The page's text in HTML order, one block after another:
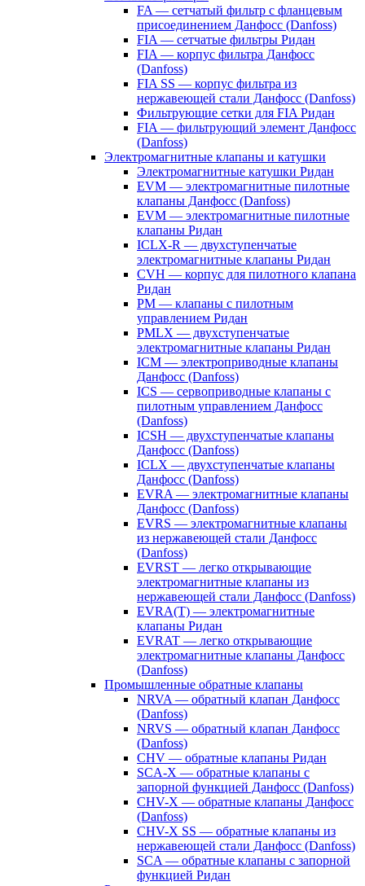
FA — сетчатый фильтр с фланцевым
присоединением Данфосс (Danfoss)
FIA — сетчатые фильтры Ридан
FIA — корпус фильтра Данфосс
(Danfoss)
FIA SS — корпус фильтра из
нержавеющей стали Данфосс (Danfoss)
Фильтрующие сетки для FIA Ридан
FIA — фильтрующий элемент Данфосс
(Danfoss)
Электромагнитные клапаны и катушки
Электромагнитные катушки Ридан
EVM — электромагнитные пилотные
клапаны Данфосс (Danfoss)
EVM — электромагнитные пилотные
клапаны Ридан
ICLX-R — двухступенчатые
электромагнитные клапаны Ридан
CVH — корпус для пилотного клапана
Ридан
PM — клапаны с пилотным
управлением Ридан
PMLX — двухступенчатые
электромагнитные клапаны Ридан
ICM — электроприводные клапаны
Данфосс (Danfoss)
ICS — сервоприводные клапаны с
пилотным управлением Данфосс
(Danfoss)
ICSH — двухступенчатые клапаны
Данфосс (Danfoss)
ICLX — двухступенчатые клапаны
Данфосс (Danfoss)
EVRA — электромагнитные клапаны
Данфосс (Danfoss)
EVRS — электромагнитные клапаны
из нержавеющей стали Данфосс
(Danfoss)
EVRST — легко открывающие
электромагнитные клапаны из
нержавеющей стали Данфосс (Danfoss)
EVRA(T) — электромагнитные
клапаны Ридан
EVRAT — легко открывающие
электромагнитные клапаны Данфосс
(Danfoss)
Промышленные обратные клапаны
NRVA — обратный клапан Данфосс
(Danfoss)
NRVS — обратный клапан Данфосс
(Danfoss)
CHV — обратные клапаны Ридан
SCA-X — обратные клапаны с
запорной функцией Данфосс (Danfoss)
CHV-X — обратные клапаны Данфосс
(Danfoss)
CHV-X SS — обратные клапаны из
нержавеющей стали Данфосс (Danfoss)
SCA — обратные клапаны с запорной
функцией Ридан